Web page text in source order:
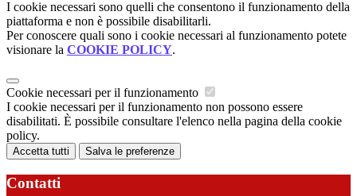
I cookie necessari sono quelli che consentono il funzionamento della
piattaforma e non è possibile disabilitarli.
Per conoscere quali sono i cookie necessari al funzionamento potete
visionare la COOKIE POLICY.
Cookie necessari per il funzionamento
I cookie necessari per il funzionamento non possono essere
disabilitati. È possibile consultare l'elenco nella pagina della cookie
policy.
Accetta tutti Salva le preferenze
Contatti